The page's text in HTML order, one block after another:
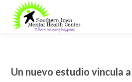
Un nuevo estudio vincula